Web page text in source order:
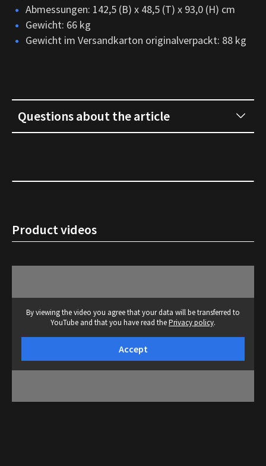
Abmessungen: 142,5 (B) x 48,5 (T) x 93,0 (H) cm
Gewicht: 66 kg
Gewicht im Versandkarton originalverpackt: 88 kg
Questions about the article
Product videos
By viewing the video you agree that your data will be transferred to
YouTube and that you have read thePrivacy policy.
Accept